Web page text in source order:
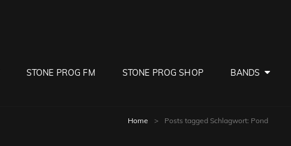
STONE PROG FM STONE PROG SHOP BANDS
Home > Posts tagged Schlagwort: Pond